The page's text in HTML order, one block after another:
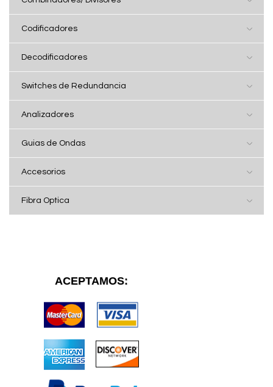
Codificadores
Decodificadores
Switches de Redundancia
Analizadores
Guias de Ondas
Accesorios
Fibra Optica
ACEPTAMOS: